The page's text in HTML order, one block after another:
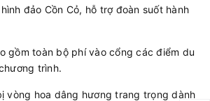
đảo Cồn Cỏ, hỗ trợ đoàn suốt hành
gồm toàn bộ phí vào cổng các điểm du
trình.
vòng hoa dâng hương trang trọng dành